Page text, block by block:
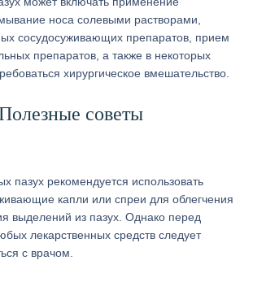
носа солевыми растворами,
сосудосуживающих препаратов, прием
препаратов, а также в некоторых
хирургическое вмешательство.
советы
пазух рекомендуется использовать
капли или спреи для облегчения
выделений из пазух. Однако перед
лекарственных средств следует
с врачом.